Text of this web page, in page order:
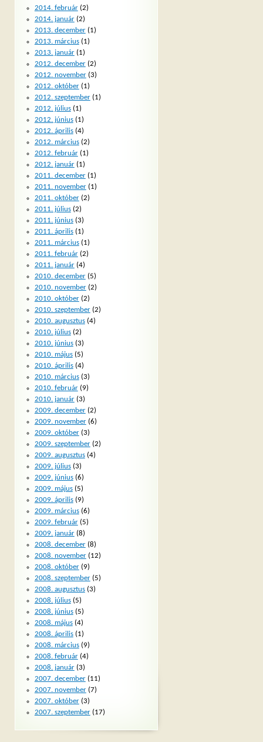
2014. február(2)
2014. január(2)
2013. december(1)
2013. március(1)
2013. január(1)
2012. december(2)
2012. november(3)
2012. október(1)
2012. szeptember(1)
2012. július(1)
2012. június(1)
2012. április(4)
2012. március(2)
2012. február(1)
2012. január(1)
2011. december(1)
2011. november(1)
2011. október(2)
2011. július(2)
2011. június(3)
2011. április(1)
2011. március(1)
2011. február(2)
2011. január(4)
2010. december(5)
2010. november(2)
2010. október(2)
2010. szeptember(2)
2010. augusztus(4)
2010. július(2)
2010. június(3)
2010. május(5)
2010. április(4)
2010. március(3)
2010. február(9)
2010. január(3)
2009. december(2)
2009. november(6)
2009. október(3)
2009. szeptember(2)
2009. augusztus(4)
2009. július(3)
2009. június(6)
2009. május(5)
2009. április(9)
2009. március(6)
2009. február(5)
2009. január(8)
2008. december(8)
2008. november(12)
2008. október(9)
2008. szeptember(5)
2008. augusztus(3)
2008. július(5)
2008. június(5)
2008. május(4)
2008. április(1)
2008. március(9)
2008. február(4)
2008. január(3)
2007. december(11)
2007. november(7)
2007. október(3)
2007. szeptember(17)